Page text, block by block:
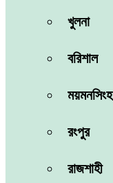
খুলনা
বরিশাল
ময়মনসিংহ
রংপুর
রাজশাহী